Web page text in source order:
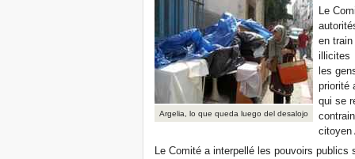
Argelia, lo que queda luego del desalojo
Le
en
illicites
les
priorité
qui se
citoyen
Le Comité a interpellé les pouvoirs